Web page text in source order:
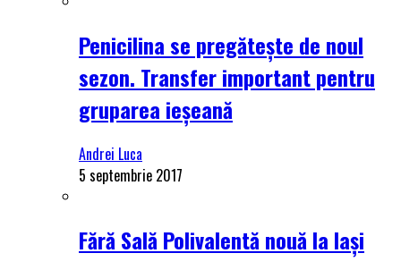
Penicilina se pregătește de noul
sezon. Transfer important pentru
gruparea ieșeană
Andrei Luca
5 septembrie 2017
Fără Sală Polivalentă nouă la Iași